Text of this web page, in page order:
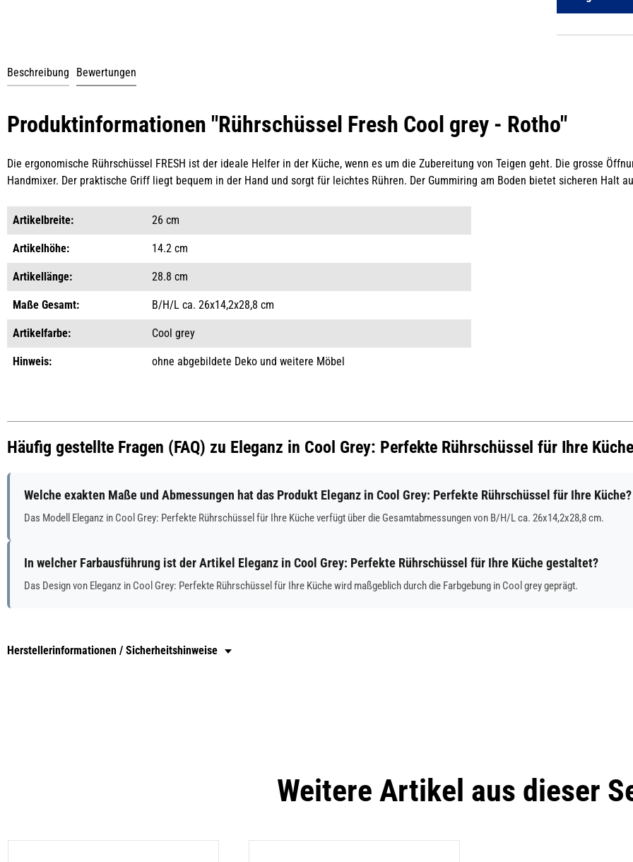
Beschreibung Bewertungen
Produktinformationen "Rührschüssel Fresh Cool grey - Rotho"
Die ergonomische Rührschüssel FRESH ist der ideale Helfer in der Küche, wenn es um die Zubereitung von Teigen geht. Die grosse
Handmixer. Der praktische Griff liegt bequem in der Hand und sorgt für leichtes Rühren. Der Gummiring am Boden bietet sicheren Halt
Artikelbreite: 26 cm
Artikelhöhe: 14.2 cm
Artikellänge: 28.8 cm
Maße Gesamt: B/H/L ca. 26x14,2x28,8 cm
Artikelfarbe: Cool grey
Hinweis: ohne abgebildete Deko und weitere Möbel
Häufig gestellte Fragen (FAQ) zu Eleganz in Cool Grey: Perfekte Rührschüssel für Ihre Küche
Welche exakten Maße und Abmessungen hat das Produkt Eleganz in Cool Grey: Perfekte Rührschüssel für Ihre Küche?
Das Modell Eleganz in Cool Grey: Perfekte Rührschüssel für Ihre Küche verfügt über die Gesamtabmessungen von B/H/L ca. 26x14,2x28,8 cm.
In welcher Farbausführung ist der Artikel Eleganz in Cool Grey: Perfekte Rührschüssel für Ihre Küche gestaltet?
Das Design von Eleganz in Cool Grey: Perfekte Rührschüssel für Ihre Küche wird maßgeblich durch die Farbgebung in Cool grey geprägt.
Herstellerinformationen / Sicherheitshinweise
Weitere Artikel aus dieser